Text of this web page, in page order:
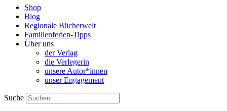
Shop
Blog
Regionale Bücherwelt
Familienferien-Tipps
Über uns
der Verlag
die Verlegerin
unsere Autor*innen
unser Engagement
Suche